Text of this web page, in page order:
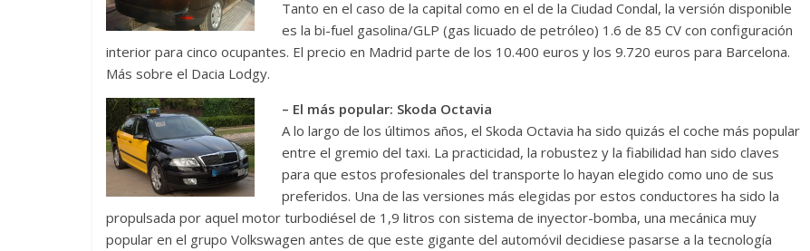
Tanto en el caso de la capital como en el de la Ciudad Condal, la versión disponible
es la bi-fuel gasolina/GLP (gas licuado de petróleo) 1.6 de 85 CV con configuración
interior para cinco ocupantes. El precio en Madrid parte de los 10.400 euros y los 9.720 euros para Barcelona.
Más sobre el Dacia Lodgy.
– El más popular: Skoda Octavia
A lo largo de los últimos años, el Skoda Octavia ha sido quizás el coche más popular
entre el gremio del taxi. La practicidad, la robustez y la fiabilidad han sido claves
para que estos profesionales del transporte lo hayan elegido como uno de sus
preferidos. Una de las versiones más elegidas por estos conductores ha sido la
propulsada por aquel motor turbodiésel de 1,9 litros con sistema de inyector-bomba, una mecánica muy
popular en el grupo Volkswagen antes de que este gigante del automóvil decidiese pasarse a la tecnología